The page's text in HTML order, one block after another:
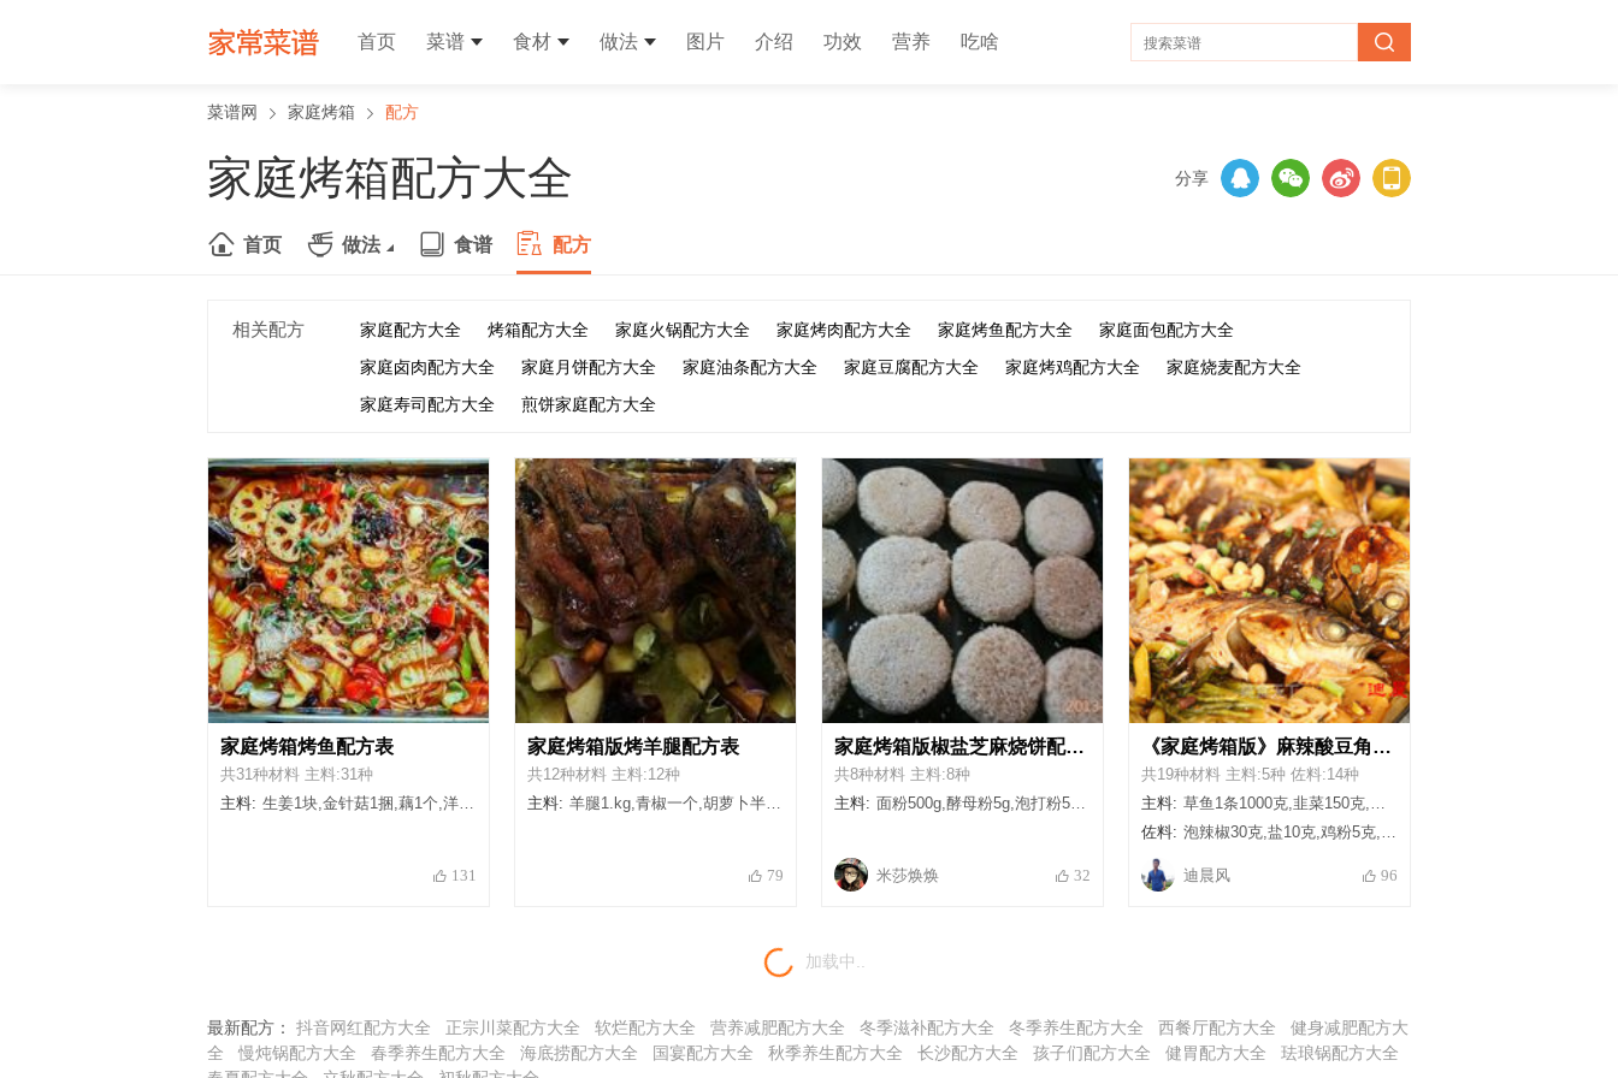
首页 菜谱 食材 做法 图片 介绍 功效 营养 吃啥
菜谱网 家庭烤箱 配方
家庭烤箱配方大全 分享
首页 做法 食谱 配方
相关配方 家庭配方大全 烤箱配方大全 家庭火锅配方大全 家庭烤肉配方大全 家庭烤鱼配方大全
家庭面包配方大全
家庭卤肉配方大全
家庭月饼配方大全 家庭油条配方大全 家庭豆腐配方大全 家庭烤鸡配方大全
家庭烧麦配方大全
家庭寿司配方大全
煎饼家庭配方大全
家庭烤箱烤鱼配方表
共31种材料 主料:31种
主料: 生姜1块,金针菇1捆,藕1个,洋葱半个,土豆1个,绿豆芽适量,白芝麻适量,蒜头1头,干红辣椒2根,青红椒各半个,泡椒1个,黑鱼1条,葱4根,豆豉1小撮,蚝油适量,花椒1小撮,猪油1小块,色拉油适量,八角2个,桂皮1个,生抽适量,老抽适量,蒸鱼豉油适量,孜然粉适量,郫县豆瓣酱1大勺,香锅调料腌鱼适量,料酒腌鱼适量,盐腌鱼适量,白胡椒粉腌鱼适量,花椒粉腌鱼适量,五香粉腌鱼适量
131
家庭烤箱版烤羊腿配方表
共12种材料 主料:12种
主料: 羊腿1.kg,青椒一个,胡萝卜半根,土豆相信我巨好吃2-个,洋葱红色的半个,卤肉料一包,姜片一丢丢,料酒适量,大喜大烤肉酱适量,孜然粉适量,烧烤用辣椒面适量,鲜柠檬一个
79
家庭烤箱版椒盐芝麻烧饼配方表
共8种材料 主料:8种
主料: 面粉500g,酵母粉5g,泡打粉5g,温水300g,烘焙白芝麻适量,花椒适量,盐适量,食用油适量
米莎焕焕 32
《家庭烤箱版》麻辣酸豆角烤鱼配方表
共19种材料 主料:5种 佐料:14种
主料: 草鱼1条1000克,韭菜150克,土豆块150克,酸豆角150克,金针菇150克
佐料: 泡辣椒30克,盐10克,鸡粉5克,老干妈辣椒酱4勺,干辣椒粉1大勺,植物油100克,葱花5克,胡椒粉10克,生姜40克,蒜米20粒,料酒2大勺,洋葱半个,生抽2大勺,清水适量
迪晨风 96
加载中..
最新配方： 抖音网红配方大全 正宗川菜配方大全 软烂配方大全 营养减肥配方大全 冬季滋补配方大全 冬季养生配方大全 西餐厅配方大全
健身减肥配方大
全
慢炖锅配方大全 春季养生配方大全 海底捞配方大全 国宴配方大全 秋季养生配方大全 长沙配方大全 孩子们配方大全 健胃配方大全
珐琅锅配方大全